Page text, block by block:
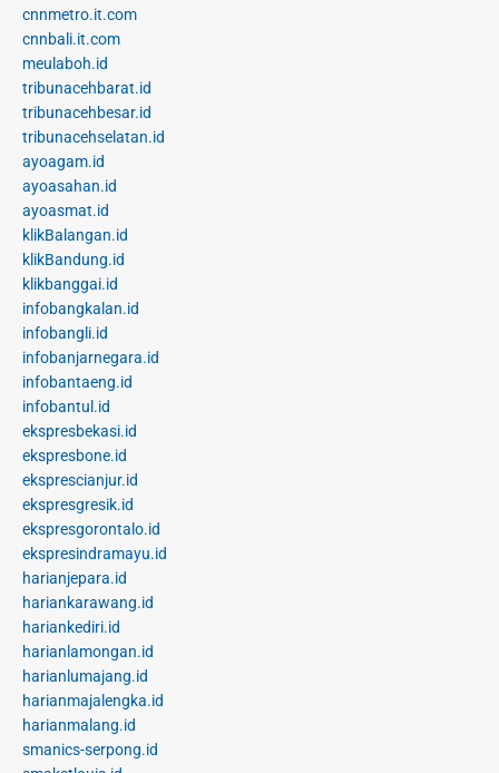
cnnmetro.it.com
cnnbali.it.com
meulaboh.id
tribunacehbarat.id
tribunacehbesar.id
tribunacehselatan.id
ayoagam.id
ayoasahan.id
ayoasmat.id
klikBalangan.id
klikBandung.id
klikbanggai.id
infobangkalan.id
infobangli.id
infobanjarnegara.id
infobantaeng.id
infobantul.id
ekspresbekasi.id
ekspresbone.id
eksprescianjur.id
ekspresgresik.id
ekspresgorontalo.id
ekspresindramayu.id
harianjepara.id
hariankarawang.id
hariankediri.id
harianlamongan.id
harianlumajang.id
harianmajalengka.id
harianmalang.id
smanics-serpong.id